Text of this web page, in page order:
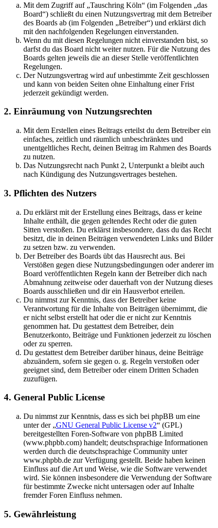
Mit dem Zugriff auf „Tauschring Köln“ (im Folgenden „das
Board“) schließt du einen Nutzungsvertrag mit dem Betreiber
des Boards ab (im Folgenden „Betreiber“) und erklärst dich
mit den nachfolgenden Regelungen einverstanden.
Wenn du mit diesen Regelungen nicht einverstanden bist, so
darfst du das Board nicht weiter nutzen. Für die Nutzung des
Boards gelten jeweils die an dieser Stelle veröffentlichten
Regelungen.
Der Nutzungsvertrag wird auf unbestimmte Zeit geschlossen
und kann von beiden Seiten ohne Einhaltung einer Frist
jederzeit gekündigt werden.
2. Einräumung von Nutzungsrechten
Mit dem Erstellen eines Beitrags erteilst du dem Betreiber ein
einfaches, zeitlich und räumlich unbeschränktes und
unentgeltliches Recht, deinen Beitrag im Rahmen des Boards
zu nutzen.
Das Nutzungsrecht nach Punkt 2, Unterpunkt a bleibt auch
nach Kündigung des Nutzungsvertrages bestehen.
3. Pflichten des Nutzers
Du erklärst mit der Erstellung eines Beitrags, dass er keine
Inhalte enthält, die gegen geltendes Recht oder die guten
Sitten verstoßen. Du erklärst insbesondere, dass du das Recht
besitzt, die in deinen Beiträgen verwendeten Links und Bilder
zu setzen bzw. zu verwenden.
Der Betreiber des Boards übt das Hausrecht aus. Bei
Verstößen gegen diese Nutzungsbedingungen oder anderer im
Board veröffentlichten Regeln kann der Betreiber dich nach
Abmahnung zeitweise oder dauerhaft von der Nutzung dieses
Boards ausschließen und dir ein Hausverbot erteilen.
Du nimmst zur Kenntnis, dass der Betreiber keine
Verantwortung für die Inhalte von Beiträgen übernimmt, die
er nicht selbst erstellt hat oder die er nicht zur Kenntnis
genommen hat. Du gestattest dem Betreiber, dein
Benutzerkonto, Beiträge und Funktionen jederzeit zu löschen
oder zu sperren.
Du gestattest dem Betreiber darüber hinaus, deine Beiträge
abzuändern, sofern sie gegen o. g. Regeln verstoßen oder
geeignet sind, dem Betreiber oder einem Dritten Schaden
zuzufügen.
4. General Public License
Du nimmst zur Kenntnis, dass es sich bei phpBB um eine
unter der „GNU General Public License v2“ (GPL)
bereitgestellten Foren-Software von phpBB Limited
(www.phpbb.com) handelt; deutschsprachige Informationen
werden durch die deutschsprachige Community unter
www.phpbb.de zur Verfügung gestellt. Beide haben keinen
Einfluss auf die Art und Weise, wie die Software verwendet
wird. Sie können insbesondere die Verwendung der Software
für bestimmte Zwecke nicht untersagen oder auf Inhalte
fremder Foren Einfluss nehmen.
5. Gewährleistung